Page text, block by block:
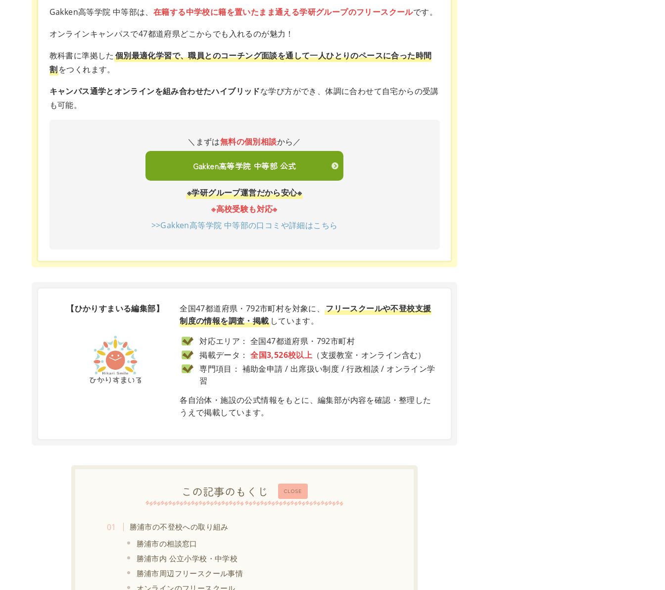
Gakken高等学院 中等部は、 在籍する中学校に籍を置いたまま通える学研グループのフリースクールです。
オンラインキャンパスで47都道府県どこからでも入れるのが魅力！
教科書に準拠した 個別最適化学習で、職員とのコーチング面談を通して一人ひとりのペースに合った時間
割をつくれます。
キャンパス通学とオンラインを組み合わせたハイブリッドな学び方ができ、体調に合わせて自宅からの受講
も可能。
＼まずは無料の個別相談から／
Gakken高等学院 中等部 公式
※学研グループ運営だから安心※
※高校受験も対応※
>>Gakken高等学院 中等部の口コミや詳細はこちら
【ひかりすまいる編集部】 全国47都道府県・792市町村を対象に、フリースクールや不登校支援
制度の情報を調査・掲載しています。
対応エリア： 全国47都道府県・792市町村
掲載データ：全国3,526校以上 （支援教室・オンライン含む）
専門項目： 補助金申請 / 出席扱い制度 / 行政相談 / オンライン学
習
各自治体・施設の公式情報をもとに、編集部が内容を確認・整理した
うえで掲載しています。
CLOSE
この記事のもくじ
勝浦市の不登校への取り組み
勝浦市の相談窓口
勝浦市内 公立小学校・中学校
勝浦市周辺フリースクール事情
オンラインのフリースクール